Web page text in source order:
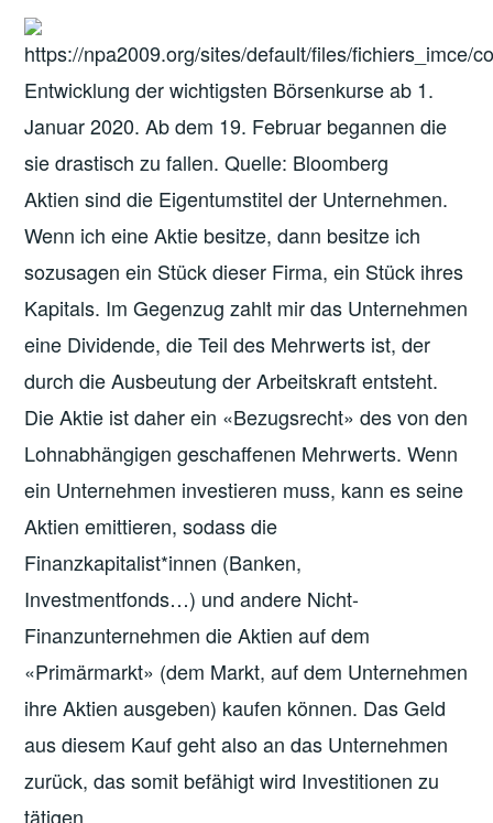
Entwicklung der wichtigsten Börsenkurse ab 1.
Januar 2020. Ab dem 19. Februar begannen die
sie drastisch zu fallen. Quelle: Bloomberg
Aktien sind die Eigentumstitel der Unternehmen.
Wenn ich eine Aktie besitze, dann besitze ich
sozusagen ein Stück dieser Firma, ein Stück ihres
Kapitals. Im Gegenzug zahlt mir das Unternehmen
eine Dividende, die Teil des Mehrwerts ist, der
durch die Ausbeutung der Arbeitskraft entsteht.
Die Aktie ist daher ein «Bezugsrecht» des von den
Lohnabhängigen geschaffenen Mehrwerts. Wenn
ein Unternehmen investieren muss, kann es seine
Aktien emittieren, sodass die
Finanzkapitalist*innen (Banken,
Investmentfonds…) und andere Nicht-
Finanzunternehmen die Aktien auf dem
«Primärmarkt» (dem Markt, auf dem Unternehmen
ihre Aktien ausgeben) kaufen können. Das Geld
aus diesem Kauf geht also an das Unternehmen
zurück, das somit befähigt wird Investitionen zu
tätigen.